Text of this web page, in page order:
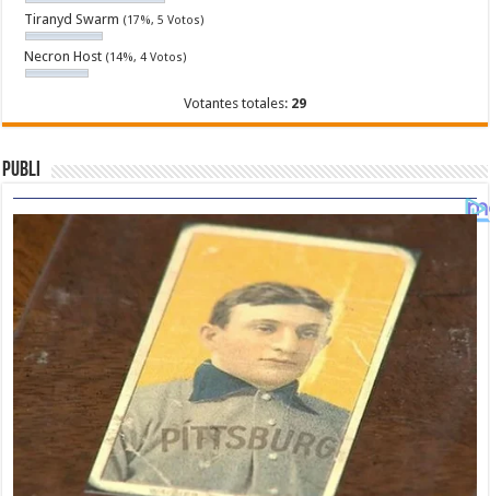
Tiranyd Swarm (17%, 5 Votos)
Necron Host (14%, 4 Votos)
Votantes totales: 29
Publi